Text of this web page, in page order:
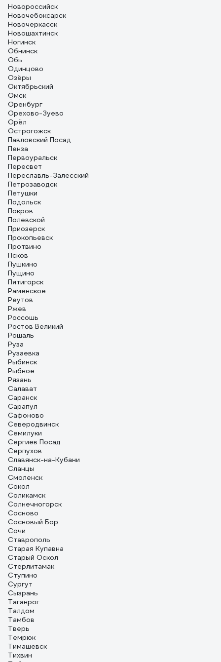
Новороссийск
Новочебоксарск
Новочеркасск
Новошахтинск
Ногинск
Обнинск
Обь
Одинцово
Озёры
Октябрьский
Омск
Оренбург
Орехово-Зуево
Орёл
Острогожск
Павловский Посад
Пенза
Первоуральск
Пересвет
Переславль-Залесский
Петрозаводск
Петушки
Подольск
Покров
Полевской
Приозерск
Прокопьевск
Протвино
Псков
Пушкино
Пущино
Пятигорск
Раменское
Реутов
Ржев
Россошь
Ростов Великий
Рошаль
Руза
Рузаевка
Рыбинск
Рыбное
Рязань
Салават
Саранск
Сарапул
Сафоново
Северодвинск
Семилуки
Сергиев Посад
Серпухов
Славянск-на-Кубани
Сланцы
Смоленск
Сокол
Соликамск
Солнечногорск
Сосново
Сосновый Бор
Сочи
Ставрополь
Старая Купавна
Старый Оскол
Стерлитамак
Ступино
Сургут
Сызрань
Таганрог
Талдом
Тамбов
Тверь
Темрюк
Тимашевск
Тихвин